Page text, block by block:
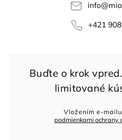
info@
+421
Vložením e-
podmienkami ochrany